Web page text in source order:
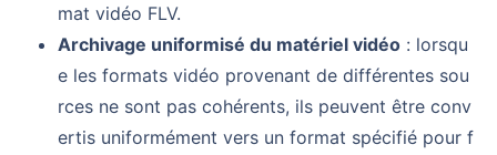
mat vidéo FLV.
Archivage uniformisé du matériel vidéo : lorsqu
e les formats vidéo provenant de différentes sou
rces ne sont pas cohérents, ils peuvent être conv
ertis uniformément vers un format spécifié pour f